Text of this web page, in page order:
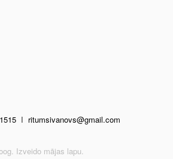
I ritumsivanovs@gmail.com
Izveido mājas lapu.